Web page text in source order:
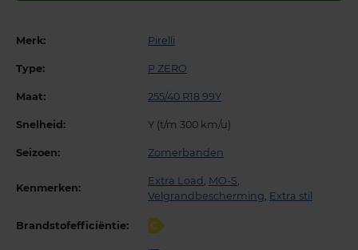
Merk: Pirelli
Type: P ZERO
Maat: 255/40 R18 99Y
Snelheid: Y (t/m 300 km/u)
Seizoen: Zomerbanden
Kenmerken:
Extra Load , MO-S,
Velgrandbescherming, Extra stil
Brandstofefficiëntie: C